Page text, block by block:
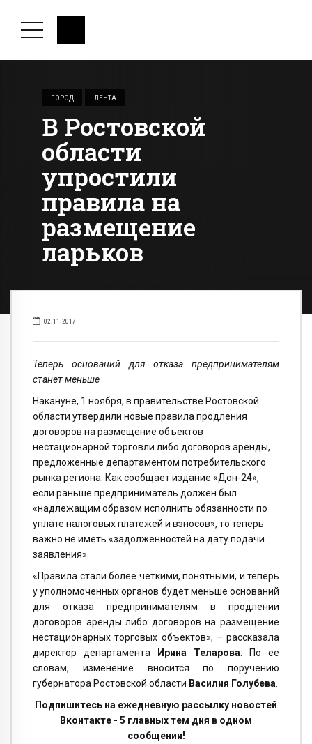
ГОРОД ЛЕНТА
В Ростовской
области
упростили
правила на
размещение
ларьков
02.11.2017
Теперь оснований для отказа предпринимателям
станет меньше
Накануне, 1 ноября, в правительстве Ростовской
области утвердили новые правила продления
договоров на размещение объектов
нестационарной торговли либо договоров аренды,
предложенные департаментом потребительского
рынка региона. Как сообщает издание «Дон-24»,
если раньше предприниматель должен был
«надлежащим образом исполнить обязанности по
уплате налоговых платежей и взносов», то теперь
важно не иметь «задолженностей на дату подачи
заявления».
«Правила стали более четкими, понятными, и теперь
у уполномоченных органов будет меньше оснований
для отказа предпринимателям в продлении
договоров аренды либо договоров на размещение
нестационарных торговых объектов», – рассказала
директор департамента
Ирина Теларова . По ее
словам, изменение вносится по поручению
губернатора Ростовской области Василия Голубева
Подпишитесь на ежедневную рассылку новостей
Вконтакте - 5 главных тем дня в одном
сообщении!